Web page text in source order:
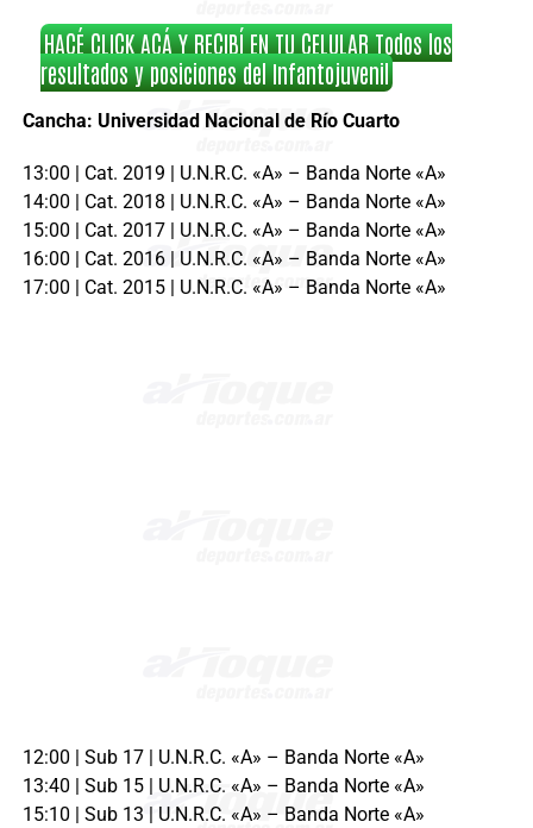
HACÉ CLICK ACÁ Y RECIBÍ EN TU CELULAR Todos los
resultados y posiciones del Infantojuvenil
Cancha: Universidad Nacional de Río Cuarto
13:00 | Cat. 2019 | U.N.R.C. «A» – Banda Norte «A»
14:00 | Cat. 2018 | U.N.R.C. «A» – Banda Norte «A»
15:00 | Cat. 2017 | U.N.R.C. «A» – Banda Norte «A»
16:00 | Cat. 2016 | U.N.R.C. «A» – Banda Norte «A»
17:00 | Cat. 2015 | U.N.R.C. «A» – Banda Norte «A»
12:00 | Sub 17 | U.N.R.C. «A» – Banda Norte «A»
13:40 | Sub 15 | U.N.R.C. «A» – Banda Norte «A»
15:10 | Sub 13 | U.N.R.C. «A» – Banda Norte «A»